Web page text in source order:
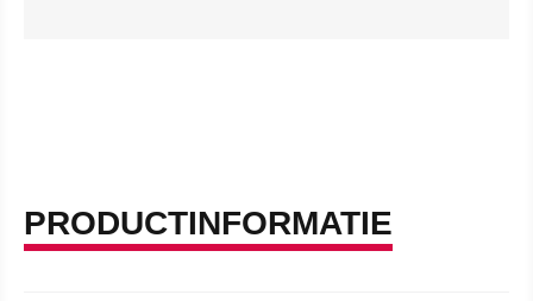
PRODUCTINFORMATIE